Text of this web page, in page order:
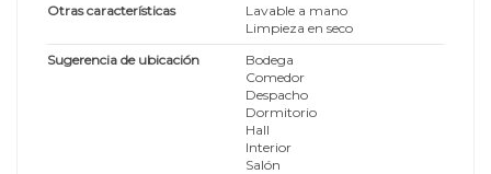
Otras características
Lavable a mano
Limpieza en seco
Sugerencia de ubicación
Bodega
Comedor
Despacho
Dormitorio
Hall
Interior
Salón